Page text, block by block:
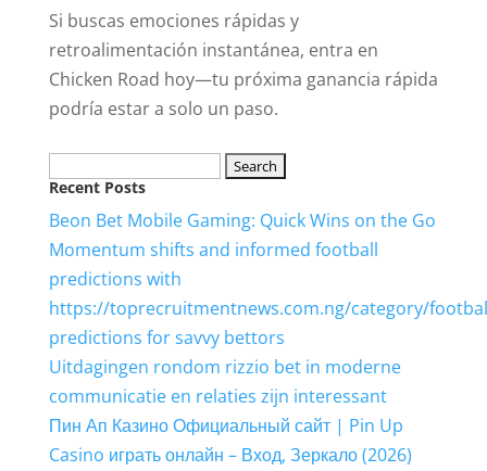
Si buscas emociones rápidas y
retroalimentación instantánea, entra en
Chicken Road hoy—tu próxima ganancia rápida
podría estar a solo un paso.
for:
Recent Posts
Beon Bet Mobile Gaming: Quick Wins on the Go
Momentum shifts and informed football
predictions with
https://toprecruitmentnews.com.ng/category/
predictions for savvy bettors
Uitdagingen rondom rizzio bet in moderne
communicatie en relaties zijn interessant
Пин Ап Казино Официальный сайт | Pin Up
Casino играть онлайн – Вход, Зеркало (2026)